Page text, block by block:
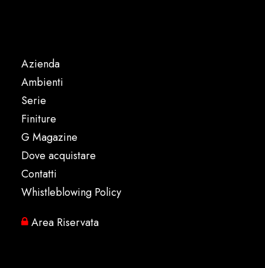
Azienda
Ambienti
Serie
Finiture
G Magazine
Dove acquistare
Contatti
Whistleblowing Policy
Area Riservata